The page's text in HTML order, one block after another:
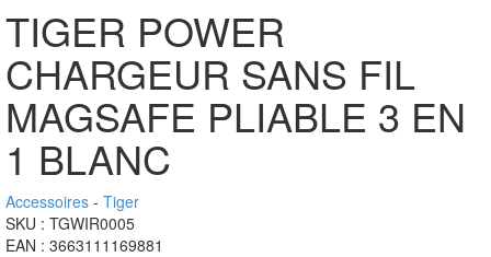
TIGER POWER
CHARGEUR SANS FIL
MAGSAFE PLIABLE 3 EN
1 BLANC
Accessoires - Tiger
SKU : TGWIR0005
EAN : 3663111169881